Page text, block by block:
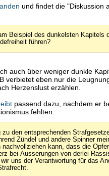
und findet die "Diskussion
Beispiel des dunkelsten Kapitels
führen?
auch über weniger dunkle
verbietet eben nur die
Herzenslust erzählen.
passend dazu, nachdem er
fehlten:
zu den entsprechenden
Zündel und andere Spinner
nachvollziehen kann, dass die
bei Äusserungen von derlei
uns der Verantwortung für das